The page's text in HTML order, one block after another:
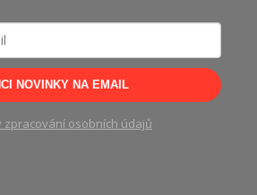
NOVINKY NA EMAIL
zpracování osobních údajů